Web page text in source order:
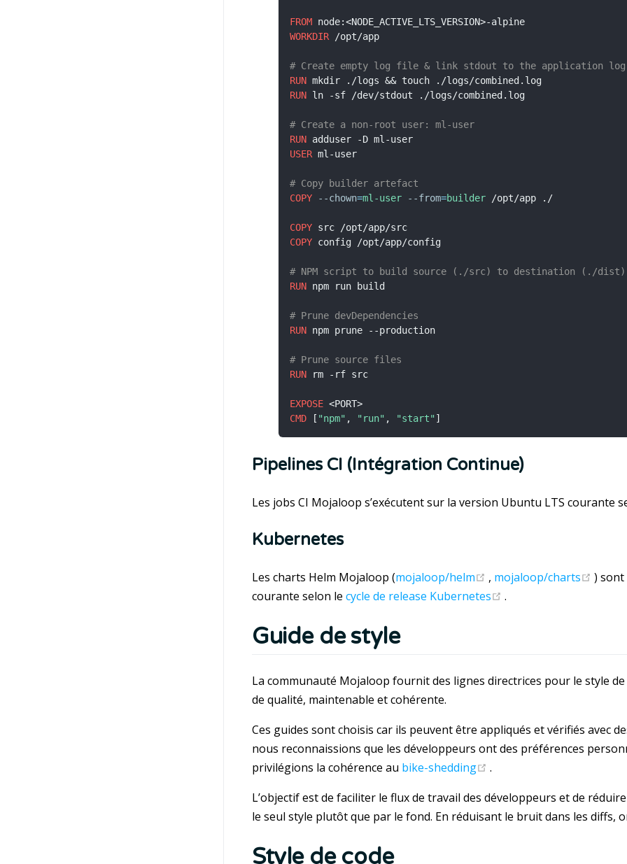
FROM node:<NODE_ACTIVE_LTS_VERSION>-alpine
WORKDIR /opt/app
# Create empty log file & link stdout to the application
RUN mkdir ./logs && touch ./logs/combined.log
RUN ln -sf /dev/stdout ./logs/combined.log
# Create a non-root user: ml-user
RUN adduser -D ml-user
USER ml-user
# Copy builder artefact
COPY
--chown=ml-user --from=builder /opt/app ./
COPY src /opt/app/src
COPY config /opt/app/config
# NPM script to build source (./src) to destination (./dist)
RUN npm run build
# Prune devDependencies
RUN npm prune --production
# Prune source files
RUN rm -rf src
EXPOSE <PORT>
CMD [ "npm" , "run" , "start" ]
Pipelines CI (Intégration Continue)
Les jobs CI Mojaloop s’exécutent sur la version Ubuntu LTS courante
Kubernetes
Les charts Helm Mojaloop (mojaloop/helm (opens new window)
, mojaloop/charts
) sont
courante selon le cycle de release Kubernetes (opens new window)
.
Guide de style
La communauté Mojaloop fournit des lignes directrices pour le style
de qualité, maintenable et cohérente.
Ces guides sont choisis car ils peuvent être appliqués et vérifiés avec
nous reconnaissions que les développeurs ont des préférences
privilégions la cohérence au bike-shedding (opens new window)
.
L’objectif est de faciliter le flux de travail des développeurs et de
le seul style plutôt que par le fond. En réduisant le bruit dans les diffs,
Style de code